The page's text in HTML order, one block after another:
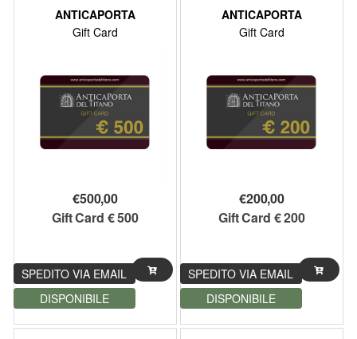
ANTICAPORTA
Gift Card
€500,00
Gift Card € 500
SPEDITO VIA EMAIL
DISPONIBILE
ANTICAPORTA
Gift Card
€200,00
Gift Card € 200
SPEDITO VIA EMAIL
DISPONIBILE